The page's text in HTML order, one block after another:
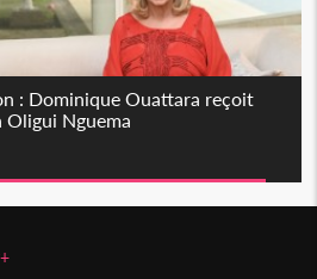
: Dominique Ouattara reçoit
Oligui Nguema